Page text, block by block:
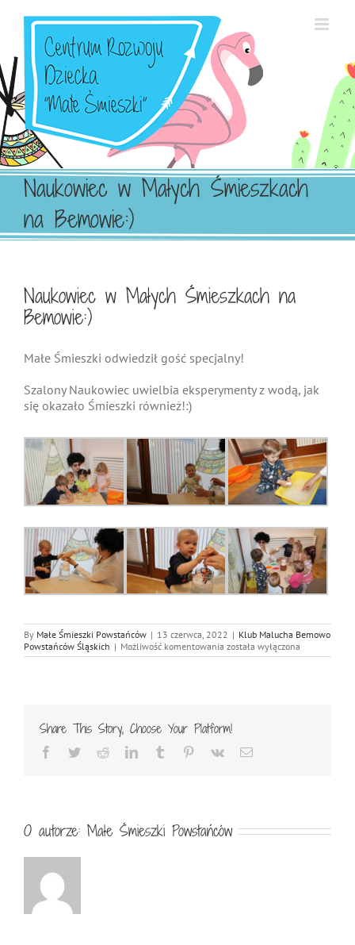
zawartości
Naukowiec w Małych Śmieszkach
na Bemowie:)
Naukowiec w Małych Śmieszkach na
Bemowie:)
Małe Śmieszki odwiedził gość specjalny!
Szalony Naukowiec uwielbia eksperymenty z wodą, jak
się okazało Śmieszki również!:)
By Małe Śmieszki Powstańców | 13 czerwca, 2022 | Klub Malucha Bemowo
Powstańców Śląskich | Możliwość komentowania Naukowiec
w
została wyłączona
Share This Story, Choose Your Platform!
Facebook
TwitterRedditLinkedInTumblr Pinterest
Vk Email
O autorze: Małe Śmieszki Powstańców